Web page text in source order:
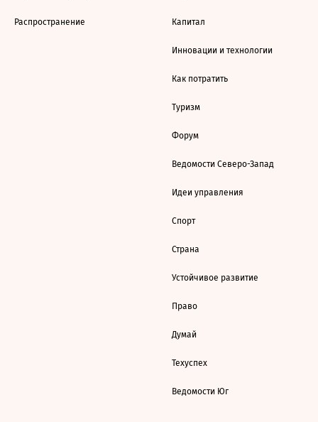
Распространение Капитал
Инновации и технологии
Как потратить
Туризм
Форум
Ведомости Северо-Запад
Идеи управления
Спорт
Страна
Устойчивое развитие
Право
Думай
Техуспех
Ведомости Юг